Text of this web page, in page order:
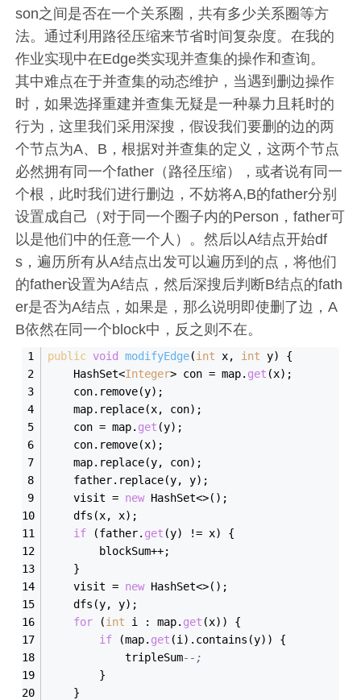
son之间是否在一个关系圈，共有多少关系圈等方
法。通过利用路径压缩来节省时间复杂度。在我的
作业实现中在Edge类实现并查集的操作和查询。
其中难点在于并查集的动态维护，当遇到删边操作
时，如果选择重建并查集无疑是一种暴力且耗时的
行为，这里我们采用深搜，假设我们要删的边的两
个节点为A、B，根据对并查集的定义，这两个节点
必然拥有同一个father（路径压缩），或者说有同一
个根，此时我们进行删边，不妨将A,B的father分别
设置成自己（对于同一个圈子内的Person，father可
以是他们中的任意一个人）。然后以A结点开始df
s，遍历所有从A结点出发可以遍历到的点，将他们
的father设置为A结点，然后深搜后判断B结点的fath
er是否为A结点，如果是，那么说明即使删了边，A
B依然在同一个block中，反之则不在。
public void modifyEdge(int x, int y)
{
    HashSet<
Integer> con = map. get (x);
    con.remove(y);
    map.replace(x, con);
    con = map.
get (y);
    con.remove(x);
    map.replace(y, con);
    father.replace(y, y);
    visit =
new HashSet<>();
    dfs(x, x);
if (father. get (y) != x) {
        blockSum++;
    }
    visit =
new HashSet<>();
    dfs(y, y);
for (int i : map. get (x)) {
if (map. get (i).contains(y)) {
            tripleSum
--;
        }
    }